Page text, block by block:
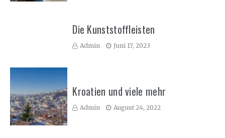
Die Kunststoffleisten
Admin Juni 17, 2023
Kroatien und viele mehr
Admin August 24, 2022